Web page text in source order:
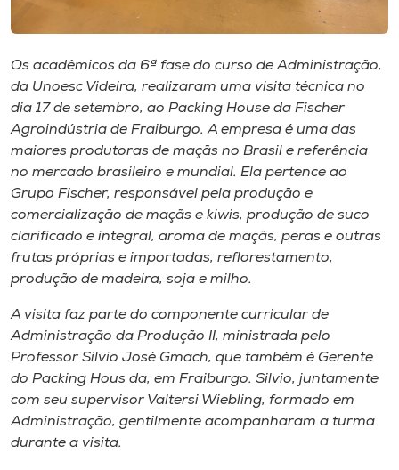
Store
Selecione
A+
A-
Os acadêmicos da 6ª fase do curso de Administração,
da Unoesc Videira, realizaram uma visita técnica no
dia 17 de setembro, ao Packing House da Fischer
Agroindústria de Fraiburgo. A empresa é uma das
maiores produtoras de maçãs no Brasil e referência
no mercado brasileiro e mundial. Ela pertence ao
Grupo Fischer, responsável pela produção e
comercialização de maçãs e kiwis, produção de suco
clarificado e integral, aroma de maçãs, peras e outras
frutas próprias e importadas, reflorestamento,
produção de madeira, soja e milho.
A visita faz parte do componente curricular de
Administração da Produção II, ministrada pelo
Professor Silvio José Gmach, que também é Gerente
do Packing Hous da, em Fraiburgo. Silvio, juntamente
com seu supervisor Valtersi Wiebling, formado em
Administração, gentilmente acompanharam a turma
durante a visita.